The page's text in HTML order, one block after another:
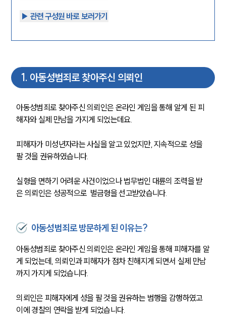
▶︎ 관련 구성원 바로 보러가기
1. 아동성범죄로 찾아주신 의뢰인
아동성범죄로 찾아주신 의뢰인은 온라인 게임을 통해 알게 된 피
해자와 실제 만남을 가지게 되었는데요.
피해자가 미성년자라는 사실을 알고 있었지만, 지속적으로 성을
팔 것을 권유하였습니다.
실형을 면하기 어려운 사건이었으나 법무법인 대륜의 조력을 받
은 의뢰인은 성공적으로  벌금형을 선고받았습니다.
아동성범죄로 방문하게 된 이유는?
아동성범죄로 찾아주신 의뢰인은 온라인 게임을 통해 피해자를 알
게 되었는데, 의뢰인과 피해자가 점차 친해지게 되면서 실제 만남
까지 가지게 되었습니다.
의뢰인은 피해자에게 성을 팔 것을 권유하는 범행을 감행하였고
이에 경찰의 연락을 받게 되었습니다.